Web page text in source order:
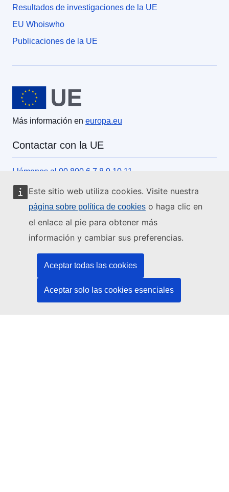
Este sitio web utiliza cookies. Visite nuestra
página sobre política de cookies o haga clic en
el enlace al pie para obtener más
información y cambiar sus preferencias.
Aceptar todas las cookies
Aceptar solo las cookies esenciales
Resultados de investigaciones de la UE
EU Whoiswho
Publicaciones de la UE
Unión Europea
Más información en europa.eu
Contactar con la UE
Llámenos al 00 800 6 7 8 9 10 11
Utilice otras opciones telefónicas
Escríbanos a través del formulario de contacto
Venga a conocernos a una de las oficinas de la UE
Redes sociales
Buscar los canales de la UE en las redes sociales
Instituciones y organismos de la UE